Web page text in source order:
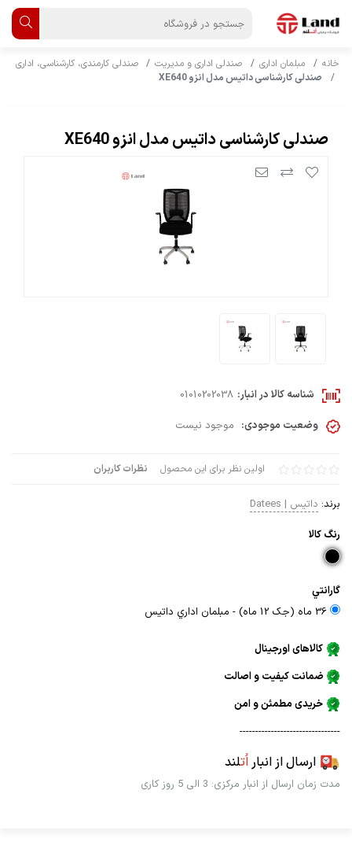
خانه مبلمان اداری صندلی اداری و مدیریت
صندلی کارمندی، کارشناسی، اداری
صندلی کارشناسی داتیس مدل انزو XE640
صندلی کارشناسی داتیس مدل انزو XE640
اولین نظر برای این محصول نظرات کاربران
برند: داتیس | Datees
رنگ كالا
گارانتي
36 ماه (جک 12 ماه) - مبلمان اداري داتيس
کالاهای اورجینال
ضمانت کیفیت و اصالت
خریدی مطمئن و امن
--------------------------------
ارسال از انباراُتلند
مدت زمان ارسال از انبار مرکزی: 3 الی 5 روز کاری
شناسه کالا در انبار: 01010202038
وضعیت موجودی: موجود نیست